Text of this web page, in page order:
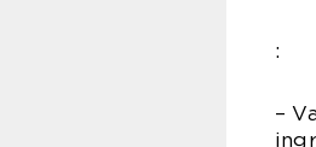
:
–